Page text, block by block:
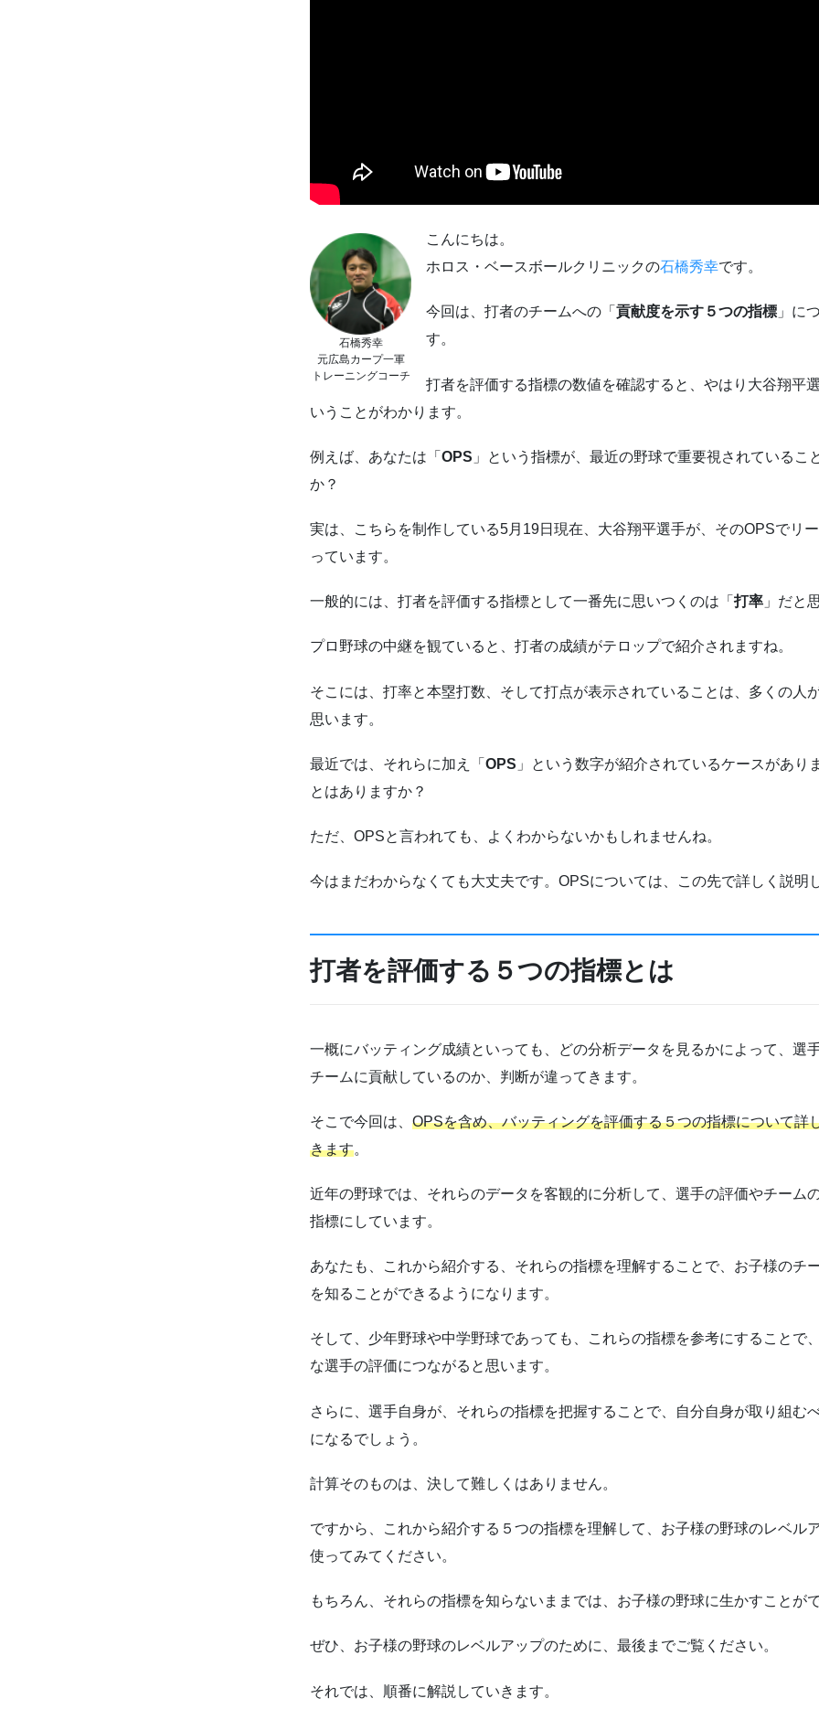
石橋秀幸
元広島カープ一軍
トレーニングコーチ
こんにちは。
ホロス・ベースボールクリニックの石橋秀幸です。
今回は、打者のチームへの「 貢献度を示す５つの指標 」に
す。
打者を評価する指標の数値を確認すると、やはり大谷翔平
いうことがわかります。
例えば、あなたは「 OPS 」という指標が、最近の野球で重要視されているこ
か？
実は、こちらを制作している5月19日現在、大谷翔平選手が、そのOPSでリ
っています。
一般的には、打者を評価する指標として一番先に思いつくのは「打率 」だと
プロ野球の中継を観ていると、打者の成績がテロップで紹介されますね。
そこには、打率と本塁打数、そして打点が表示されていることは、多くの人
思います。
最近では、それらに加え「 OPS 」という数字が紹介されているケースがあり
とはありますか？
ただ、OPSと言われても、よくわからないかもしれませんね。
今はまだわからなくても大丈夫です。OPSについては、この先で詳しく説明
打者を評価する５つの指標とは
一概にバッティング成績といっても、どの分析データを見るかによって、選
チームに貢献しているのか、判断が違ってきます。
そこで今回は、 OPSを含め、バッティングを評価する５つの指標について詳
きます。
近年の野球では、それらのデータを客観的に分析して、選手の評価やチーム
指標にしています。
あなたも、これから紹介する、それらの指標を理解することで、お子様のチ
を知ることができるようになります。
そして、少年野球や中学野球であっても、これらの指標を参考にすることで
な選手の評価につながると思います。
さらに、選手自身が、それらの指標を把握することで、自分自身が取り組む
になるでしょう。
計算そのものは、決して難しくはありません。
ですから、これから紹介する５つの指標を理解して、お子様の野球のレベル
使ってみてください。
もちろん、それらの指標を知らないままでは、お子様の野球に生かすことが
ぜひ、お子様の野球のレベルアップのために、最後までご覧ください。
それでは、順番に解説していきます。